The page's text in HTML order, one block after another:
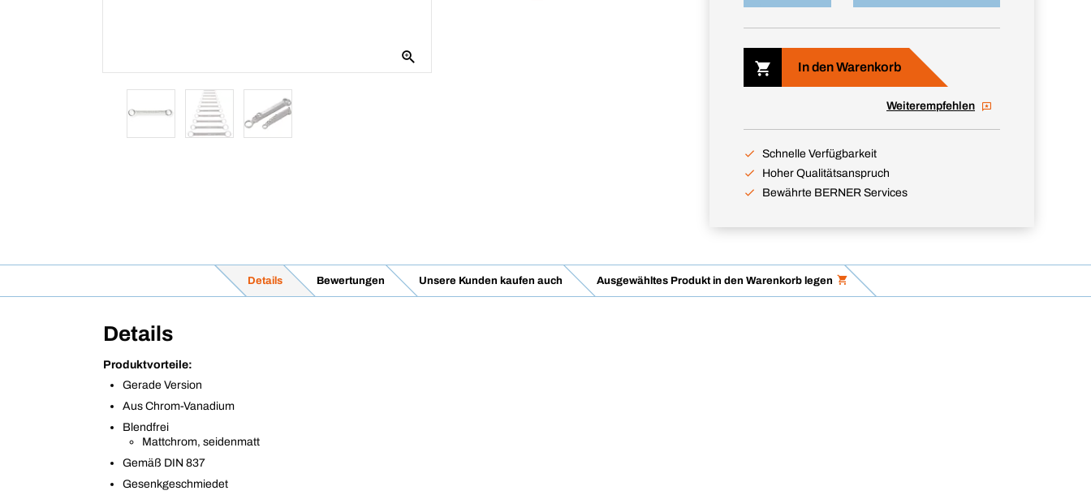
In den Warenkorb
Weiterempfehlen
Schnelle Verfügbarkeit
Hoher Qualitätsanspruch
Bewährte BERNER Services
Details Bewertungen Unsere Kunden kaufen auch Ausgewähltes Produkt in den Warenkorb legen
Details
Produktvorteile:
Gerade Version
Aus Chrom-Vanadium
Blendfrei
Mattchrom, seidenmatt
Gemäß DIN 837
Gesenkgeschmiedet